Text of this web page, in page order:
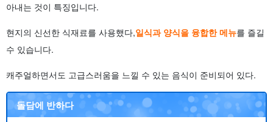
아내는 것이 특징입니다.
현지의 신선한 식재료를 사용했다,일식과 양식을 융합한 메뉴를 즐길
수 있습니다.
캐주얼하면서도 고급스러움을 느낄 수 있는 음식이 준비되어 있다.
돌담에 반하다